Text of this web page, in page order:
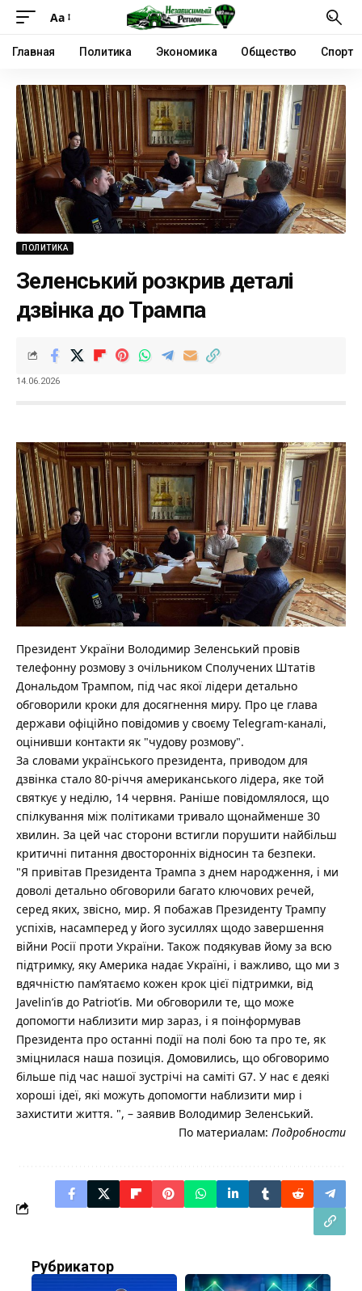
Аа
Главная Политика Экономика Общество Спорт
ПОЛИТИКА
Зеленський розкрив деталі
дзвінка до Трампа
14.06.2026
Президент України Володимир Зеленський провів
телефонну розмову з очільником Сполучених Штатів
Дональдом Трампом, під час якої лідери детально
обговорили кроки для досягнення миру. Про це глава
держави офіційно повідомив у своєму Telegram-каналі,
оцінивши контакти як "чудову розмову".
За словами українського президента, приводом для
дзвінка стало 80-річчя американського лідера, яке той
святкує у неділю, 14 червня. Раніше повідомлялося, що
спілкування між політиками тривало щонайменше 30
хвилин. За цей час сторони встигли порушити найбільш
критичні питання двосторонніх відносин та безпеки.
"Я привітав Президента Трампа з днем народження, і ми
доволі детально обговорили багато ключових речей,
серед яких, звісно, мир. Я побажав Президенту Трампу
успіхів, насамперед у його зусиллях щодо завершення
війни Росії проти України. Також подякував йому за всю
підтримку, яку Америка надає Україні, і важливо, що ми з
вдячністю пам’ятаємо кожен крок цієї підтримки, від
Javelinʼів до Patriotʼів. Ми обговорили те, що може
допомогти наблизити мир зараз, і я поінформував
Президента про останні події на полі бою та про те, як
зміцнилася наша позиція. Домовились, що обговоримо
більше під час нашої зустрічі на саміті G7. У нас є деякі
хороші ідеї, які можуть допомогти наблизити мир і
захистити життя. ", – заявив Володимир Зеленський.
По материалам: Подробности
Рубрикатор